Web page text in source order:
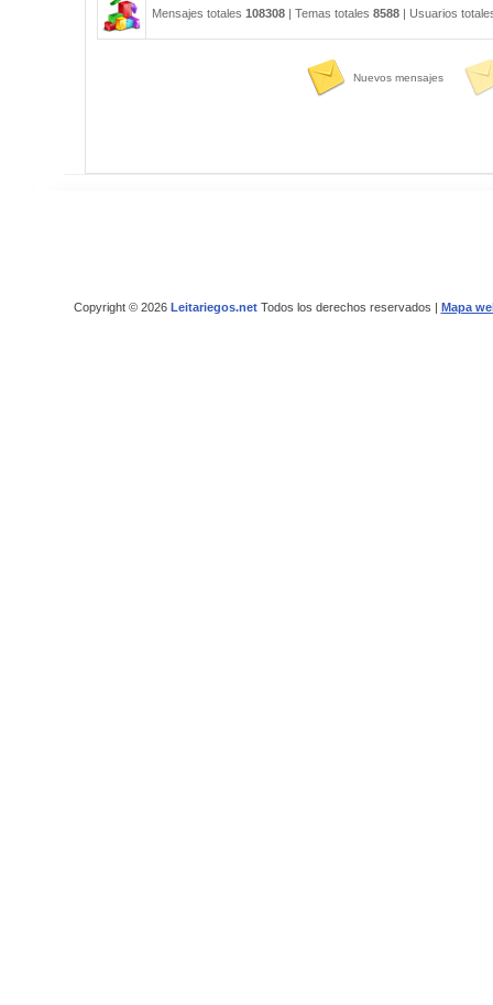
Mensajes totales 108308| Temas totales 8588| Usuarios
Nuevos mensajes
Copyright © 2026 Leitariegos.netTodos los derechos reservados | Mapa